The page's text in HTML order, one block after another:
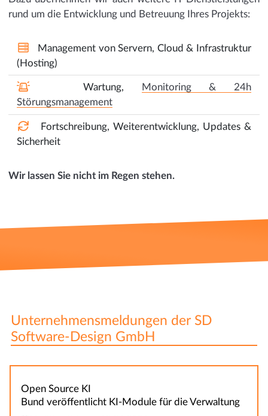
rund um die Entwicklung und Betreuung Ihres Projekts:
Management von Servern, Cloud & Infrastruktur
(Hosting)
Wartung,
Monitoring & 24h
Störungsmanagement
Fortschreibung, Weiterentwicklung, Updates &
Sicherheit
Wir lassen Sie nicht im Regen stehen.
Unternehmensmeldungen der SD
Software-Design GmbH
Open Source KI
Bund veröffentlicht KI-Module für die Verwaltung